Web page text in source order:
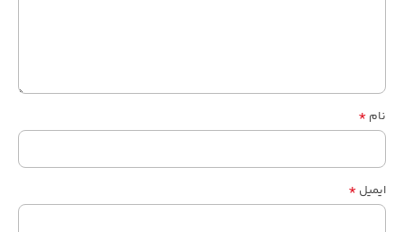
نام *
ایمیل *